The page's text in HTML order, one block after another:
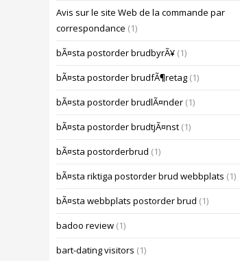
Avis sur le site Web de la commande par
correspondance (1)
bÃ¤sta postorder brudbyrÃ¥ (1)
bÃ¤sta postorder brudfÃ¶retag (1)
bÃ¤sta postorder brudlÃ¤nder (1)
bÃ¤sta postorder brudtjÃ¤nst (1)
bÃ¤sta postorderbrud (1)
bÃ¤sta riktiga postorder brud webbplats (1)
bÃ¤sta webbplats postorder brud (1)
badoo review (1)
bart-dating visitors (1)